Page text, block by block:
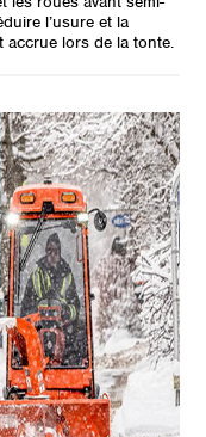
l’usure et la
accrue lors de la tonte.